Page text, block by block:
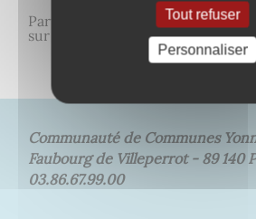
Partagez
sur :
Communauté de Communes
Faubourg de Villeperrot - 89 140
03.86.67.99.00
Tout refuser
Personnaliser